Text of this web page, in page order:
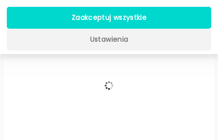
Zaakceptuj wszystkie
Ustawienia